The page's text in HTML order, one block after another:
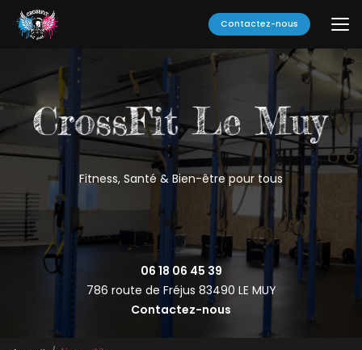
Aller
contenu
Contactez-nous
Fitness, Santé & Bien-être pour tous
06 18 06 45 39
786 route de Fréjus 83490 LE MUY
Contactez-nous